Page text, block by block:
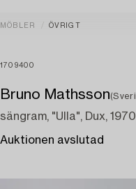
MÖBLER ÖVRIGT
1709400
Bruno Mathsson
sängram, "Ulla", Dux,
Auktionen avslutad